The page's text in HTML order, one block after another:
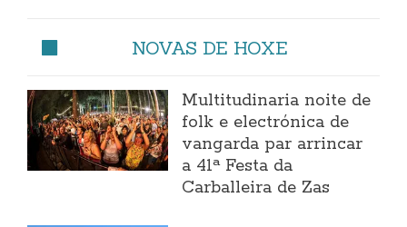
NOVAS DE HOXE
Multitudinaria noite de
folk e electrónica de
vangarda par arrincar
a 41ª Festa da
Carballeira de Zas